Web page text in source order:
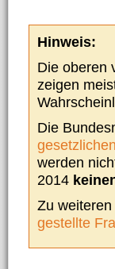
Hinweis:
Die oberen
zeigen
Die
werden
2014
Zu
gestellte